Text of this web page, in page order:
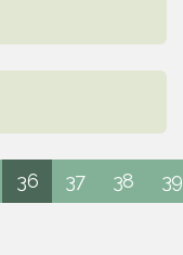
36 37 38 39